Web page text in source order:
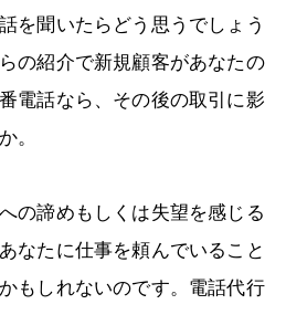
を聞いたらどう思うでしょう
の紹介で新規顧客があなたの
電話なら、その後の取引に影
。
の諦めもしくは失望を感じる
なたに仕事を頼んでいること
もしれないのです。電話代行